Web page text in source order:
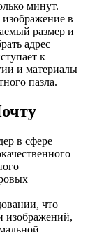
минут.
в
размер и
адрес
к
и материалы
пазла.
в сфере
что
изображений,